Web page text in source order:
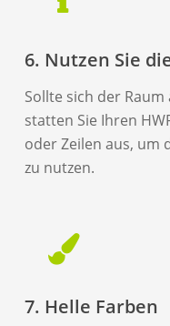
6. Nutzen Sie
Sollte sich der
statten Sie Ihren
oder Zeilen aus, um
zu nutzen.
7. Helle Farben